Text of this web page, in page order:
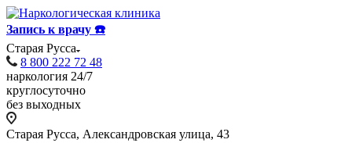
Запись к врачу ☎️
Старая Русса
8 800 222 72 48
наркология 24/7
круглосуточно
без выходных
Старая Русса, Александровская улица, 43